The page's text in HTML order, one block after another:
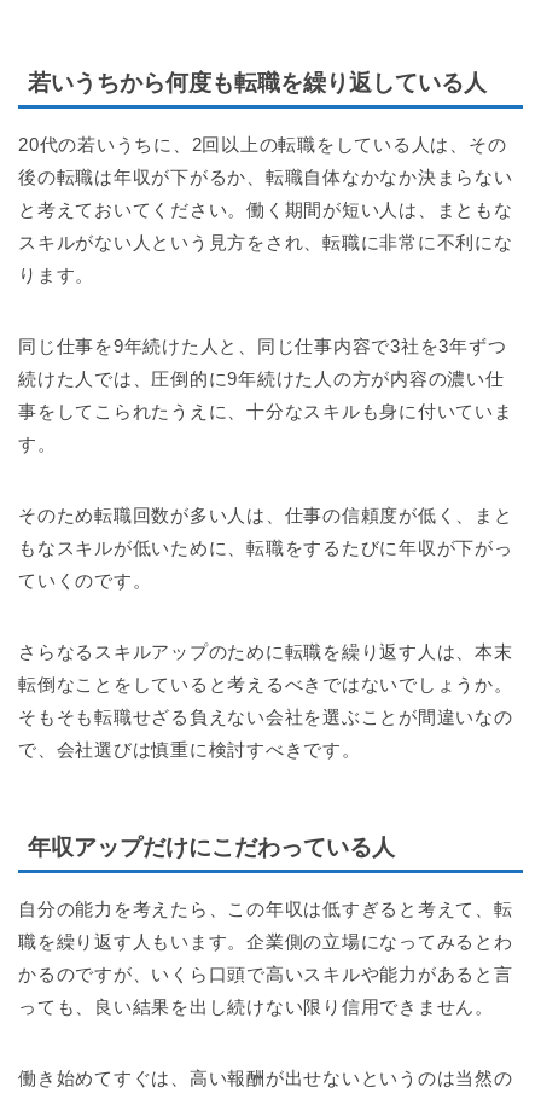
若いうちから何度も転職を繰り返している人
20代の若いうちに、2回以上の転職をしている人は、その
後の転職は年収が下がるか、転職自体なかなか決まらない
と考えておいてください。働く期間が短い人は、まともな
スキルがない人という見方をされ、転職に非常に不利にな
ります。
同じ仕事を9年続けた人と、同じ仕事内容で3社を3年ずつ
続けた人では、圧倒的に9年続けた人の方が内容の濃い仕
事をしてこられたうえに、十分なスキルも身に付いていま
す。
そのため転職回数が多い人は、仕事の信頼度が低く、まと
もなスキルが低いために、転職をするたびに年収が下がっ
ていくのです。
さらなるスキルアップのために転職を繰り返す人は、本末
転倒なことをしていると考えるべきではないでしょうか。
そもそも転職せざる負えない会社を選ぶことが間違いなの
で、会社選びは慎重に検討すべきです。
年収アップだけにこだわっている人
自分の能力を考えたら、この年収は低すぎると考えて、転
職を繰り返す人もいます。企業側の立場になってみるとわ
かるのですが、いくら口頭で高いスキルや能力があると言
っても、良い結果を出し続けない限り信用できません。
働き始めてすぐは、高い報酬が出せないというのは当然の